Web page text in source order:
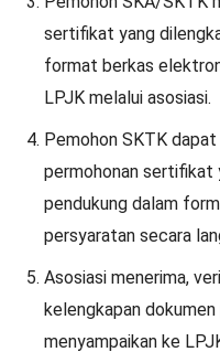
sertifikat yang
format berkas
LPJK melalui asosiasi.
Pemohon SKTK
permohonan sertifikat
pendukung dalam
persyaratan secara
Asosiasi menerima,
kelengkapan
menyampaikan ke